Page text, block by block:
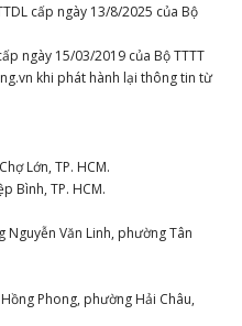
cấp ngày 13/8/2025 của Bộ
ngày 15/03/2019 của Bộ TTTT
khi phát hành lại thông tin từ
Lớn, TP. HCM.
Bình, TP. HCM.
Nguyễn Văn Linh, phường Tân
Phong, phường Hải Châu,